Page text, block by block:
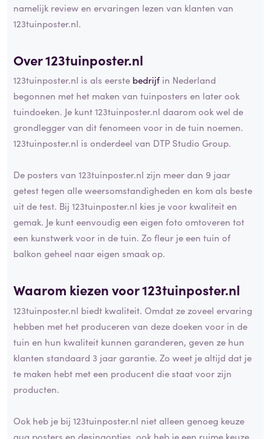
namelijk review en ervaringen lezen van klanten van
123tuinposter.nl.
Over 123tuinposter.nl
123tuinposter.nl is als eerste bedrijf in Nederland
begonnen met het maken van tuinposters en later ook
tuindoeken. Je kunt 123tuinposter.nl daarom ook wel de
grondlegger van dit fenomeen voor in de tuin noemen.
123tuinposter.nl is onderdeel van DTP Studio Group.
De posters van 123tuinposter.nl zijn meer dan 9 jaar
getest tegen alle weersomstandigheden en kom als beste
uit de test. Bij 123tuinposter.nl kies je voor kwaliteit en
gemak. Je kunt eenvoudig een eigen foto omtoveren tot
een kunstwerk voor in de tuin. Zo fleur je een tuin of
balkon geheel naar eigen smaak op.
Waarom kiezen voor 123tuinposter.nl
123tuinposter.nl biedt kwaliteit. Omdat ze zoveel ervaring
hebben met het produceren van deze doeken voor in de
tuin en hun kwaliteit kunnen garanderen, geven ze hun
klanten standaard 3 jaar garantie. Zo weet je altijd dat je
te maken hebt met een producent die staat voor zijn
producten.
Ook heb je bij 123tuinposter.nl niet alleen genoeg keuze
qua posters en desingopties, ook heb je een ruime keuze